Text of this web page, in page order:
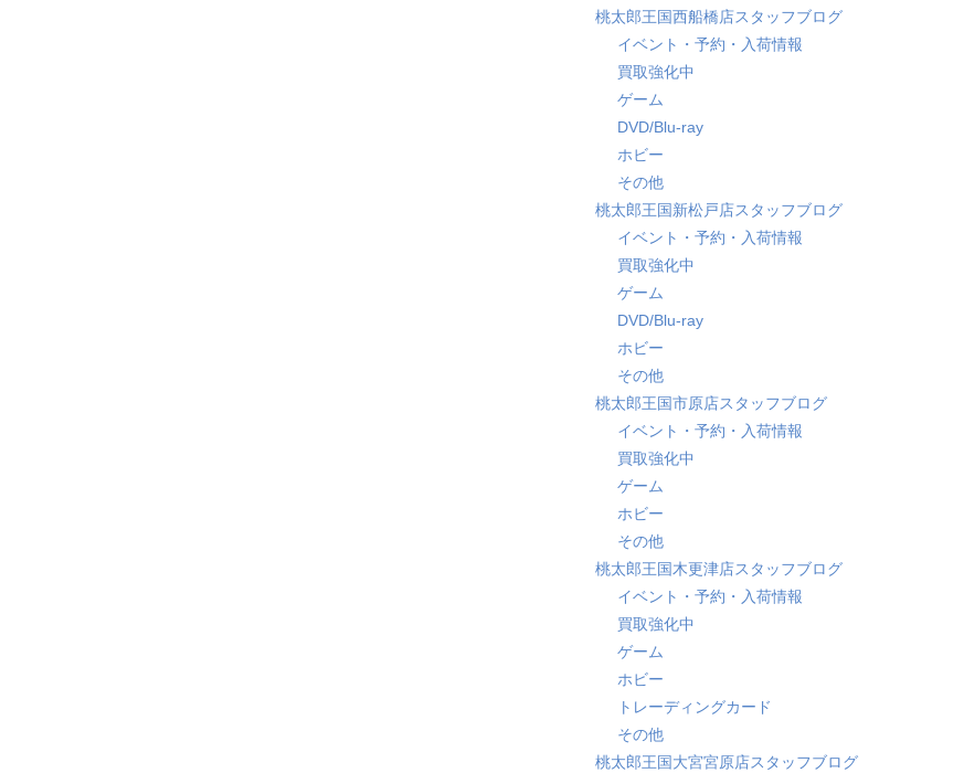
桃太郎王国西船橋店スタッフブログ
イベント・予約・入荷情報
買取強化中
ゲーム
DVD/Blu-ray
ホビー
その他
桃太郎王国新松戸店スタッフブログ
イベント・予約・入荷情報
買取強化中
ゲーム
DVD/Blu-ray
ホビー
その他
桃太郎王国市原店スタッフブログ
イベント・予約・入荷情報
買取強化中
ゲーム
ホビー
その他
桃太郎王国木更津店スタッフブログ
イベント・予約・入荷情報
買取強化中
ゲーム
ホビー
トレーディングカード
その他
桃太郎王国大宮宮原店スタッフブログ